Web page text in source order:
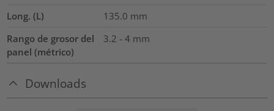
Long. (L) 135.0 mm
Rango de grosor del
panel (métrico)
3.2 - 4 mm
Downloads